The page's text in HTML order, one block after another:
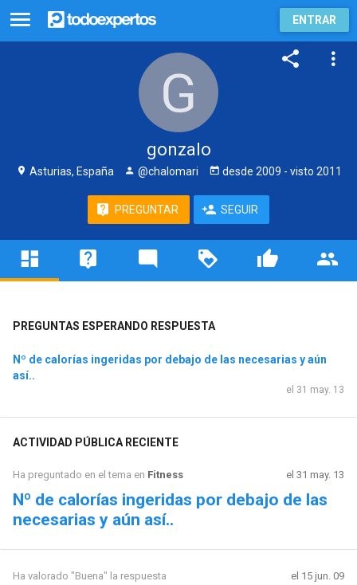
ENTRAR
gonzalo
Asturias, España @chalomari desde 2009 - visto 2011
PREGUNTAR SEGUIR
PREGUNTAS ESPERANDO RESPUESTA
Nº de calorías ingeridas por debajo de las necesarias y aún
así..
el 31 may. 13
ACTIVIDAD PÚBLICA RECIENTE
Ha preguntado en el tema en Fitness el 31 may. 13
Nº de calorías ingeridas por debajo de las
necesarias y aún así..
Ha valorado "Buena" la respuesta el 15 jun. 09